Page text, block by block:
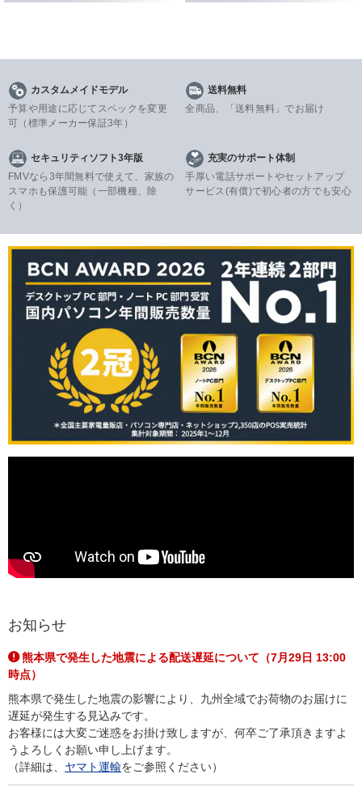
カスタムメイドモデル
予算や用途に応じてスペックを変更
可 （標準メーカー保証3年）
送料無料
全商品、「送料無料」でお届け
セキュリティソフト3年版
FMVなら3年間無料で使えて、家族の
スマホも保護可能（一部機種、除
く）
充実のサポート体制
手厚い電話サポートやセットアップ
サービス(有償)で初心者の方でも安心
お知らせ
熊本県で発生した地震による配送遅延について（7月29日 13:00
時点）
熊本県で発生した地震の影響により、九州全域でお荷物のお届けに
遅延が発生する見込みです。
お客様には大変ご迷惑をお掛け致しますが、何卒ご了承頂きますよ
うよろしくお願い申し上げます。
（詳細は、 ヤマト運輸をご参照ください）